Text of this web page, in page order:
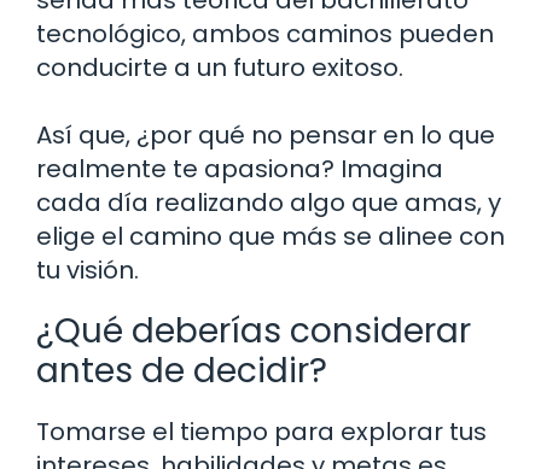
tecnológico, ambos caminos pueden
conducirte a un futuro exitoso.
Así que, ¿por qué no pensar en lo que
realmente te apasiona? Imagina
cada día realizando algo que amas, y
elige el camino que más se alinee con
tu visión.
¿Qué deberías considerar
antes de decidir?
Tomarse el tiempo para explorar tus